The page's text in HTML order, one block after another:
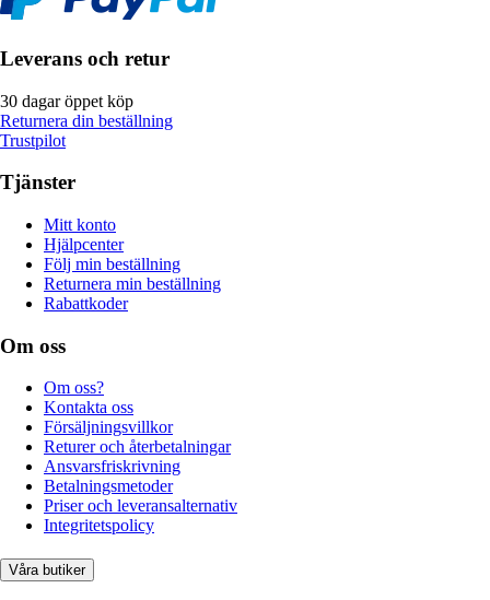
Leverans och retur
30 dagar öppet köp
Returnera din beställning
Trustpilot
Tjänster
Mitt konto
Hjälpcenter
Följ min beställning
Returnera min beställning
Rabattkoder
Om oss
Om oss?
Kontakta oss
Försäljningsvillkor
Returer och återbetalningar
Ansvarsfriskrivning
Betalningsmetoder
Priser och leveransalternativ
Integritetspolicy
Våra butiker